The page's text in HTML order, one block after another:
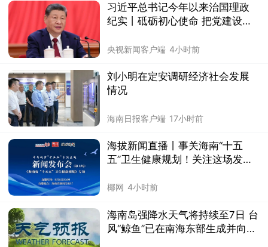
习近平总书记今年以来治国理政
纪实丨砥砺初心使命 把党建设得
央视新闻客户端 4小时前
刘小明在定安调研经济社会发展
情况
海南日报客户端 17小时前
海拔新闻直播丨事关海南“十五
五”卫生健康规划！关注这场发布
椰网 4小时前
海南岛强降水天气将持续至7日 台
风“鲸鱼”已在南海东部生成并向菲